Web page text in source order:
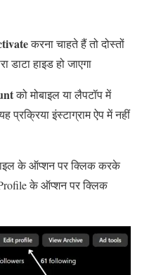
करना चाहते हैं तो दोस्तों
हाइड हो जाएगा
को मोबाइल या लैपटॉप में
इंस्टाग्राम ऐप में नहीं
के ऑप्शन पर क्लिक करके
के ऑप्शन पर क्लिक